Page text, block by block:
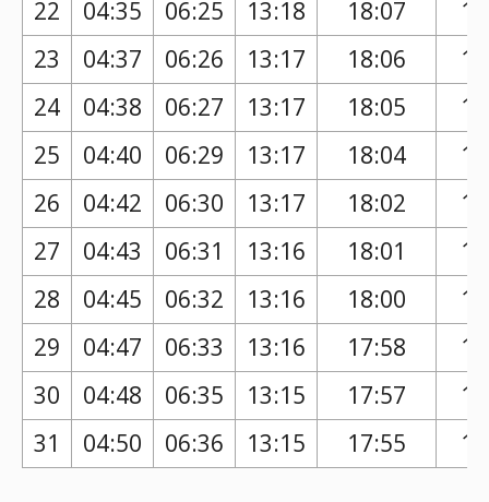
22
04:35 06:25 13:18 18:07
23
04:37 06:26 13:17 18:06
24
04:38 06:27 13:17 18:05
25
04:40 06:29 13:17 18:04
26
04:42 06:30 13:17 18:02
27
04:43 06:31 13:16 18:01
28
04:45 06:32 13:16 18:00
29
04:47 06:33 13:16 17:58
30
04:48 06:35 13:15 17:57
31
04:50 06:36 13:15 17:55